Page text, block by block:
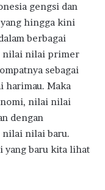
gengsi dan
hingga kini
berbagai
nilai nilai primer
sebagai
harimau. Maka
nilai nilai
dengan
nilai nilai baru.
yang baru kita lihat